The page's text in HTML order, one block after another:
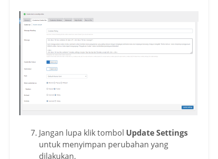
Jangan lupa klik tombol Update Settings
untuk menyimpan perubahan yang
dilakukan.